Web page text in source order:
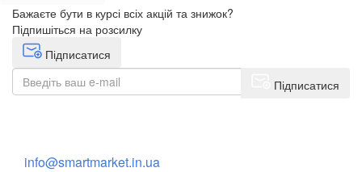
Бажаєте бути в курсі всіх акцій та знижок?
Підпишіться на розсилку
Підписатися
Підписатися
info@smartmarket.in.ua